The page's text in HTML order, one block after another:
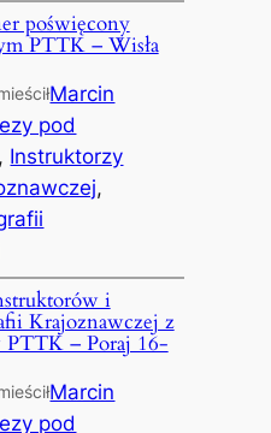
poświęcony
PTTK – Wisła
Marcin
pod
, Instruktorzy
i
Krajoznawczej z
PTTK – Poraj 16-
Marcin
pod